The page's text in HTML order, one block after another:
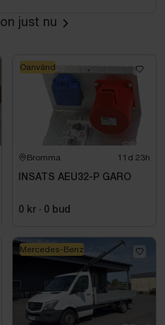
just nu
Bromma 11d 23h
INSATS AEU32-P GARO
0 kr · 0 bud
Oanvänd
Mercedes-Benz